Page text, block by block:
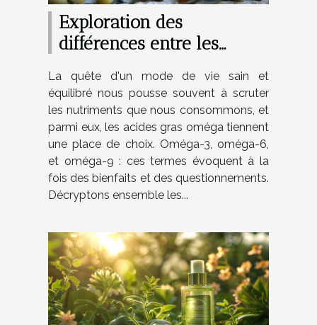
Exploration des
différences entre les
impacts sur la santé
La quête d'un mode de vie sain et
équilibré nous pousse souvent à scruter
les nutriments que nous consommons, et
parmi eux, les acides gras oméga tiennent
une place de choix. Oméga-3, oméga-6,
et oméga-9 : ces termes évoquent à la
fois des bienfaits et des questionnements.
Décryptons ensemble les...